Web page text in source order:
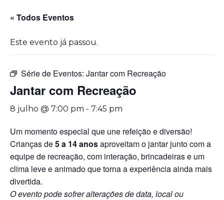
« Todos Eventos
Este evento já passou.
Série de Eventos: Jantar com Recreação
Jantar com Recreação
8 julho @ 7:00 pm - 7:45 pm
Um momento especial que une refeição e diversão!
Crianças de5 a 14 anosaproveitam o jantar junto com a
equipe de recreação, com interação, brincadeiras e um
clima leve e animado que torna a experiência ainda mais
divertida.
O evento pode sofrer alterações de data, local ou